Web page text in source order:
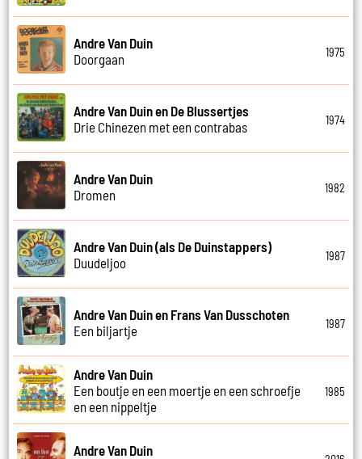
Andre Van Duin
Doorgaan
1975
Andre Van Duin en De Blussertjes
Drie Chinezen met een contrabas
1974
Andre Van Duin
Dromen
1982
Andre Van Duin (als De Duinstappers)
Duudeljoo
1987
Andre Van Duin en Frans Van Dusschoten
Een biljartje
1987
Andre Van Duin
Een boutje en een moertje en een schroefje
en een nippeltje
1985
Andre Van Duin